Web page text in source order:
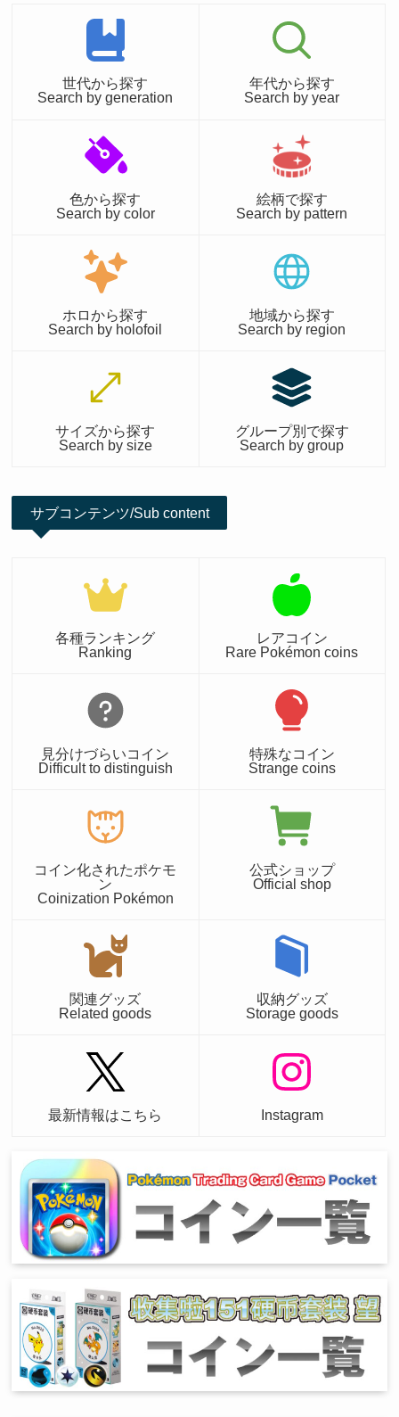
世代から探す
Search by generation
年代から探す
Search by year
色から探す
Search by color
絵柄で探す
Search by pattern
ホロから探す
Search by holofoil
地域から探す
Search by region
サイズから探す
Search by size
グループ別で探す
Search by group
サブコンテンツ/Sub content
各種ランキング
Ranking
レアコイン
Rare Pokémon coins
見分けづらいコイン
Difficult to distinguish
特殊なコイン
Strange coins
コイン化されたポケモ
ン
Coinization Pokémon
公式ショップ
Official shop
関連グッズ
Related goods
収納グッズ
Storage goods
最新情報はこちら Instagram